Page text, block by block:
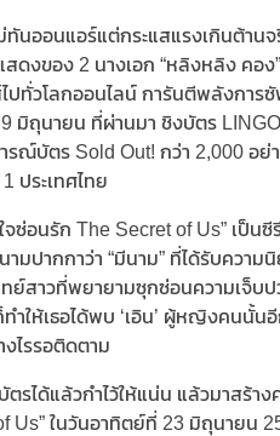
ทันออนแอร์แต่กระแสแรงเกินต้าน
สดงของ 2 นางเอก “หลิงหลิง คอ
ปทั่วโลกออนไลน์ การันตีพลังกา
มิถุนายน ที่ผ่านมา ชิงบัตร
รณ์บัตร Sold Out! กว่า 2,000 อ
ประเทศไทย
จซ่อนรัก The Secret of Us” เป็
ามปากกาว่า “มีนาม” ที่ได้รับควา
ย์สาวที่พยายามซุกซ่อนความเจ็บ
ำให้เธอได้พบ ‘เอิน’ ผู้หญิงคนนั้นอี
งไรรอติดตาม
ตรได้แล้วกำไว้ให้แน่น แล้วมาสร้า
Us” ในวันอาทิตย์ที่ 23 มิถุนายน